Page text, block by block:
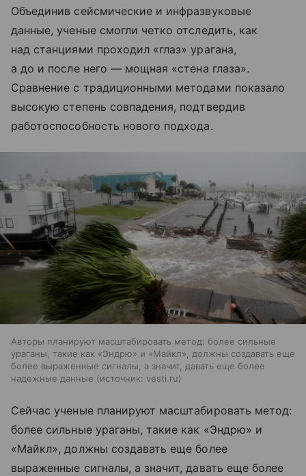
Объединив сейсмические и инфразвуковые
данные, ученые смогли четко отследить, как
над станциями проходил «глаз» урагана,
а до и после него — мощная «стена глаза».
Сравнение с традиционными методами показало
высокую степень совпадения, подтвердив
работоспособность нового подхода.
Авторы планируют масштабировать метод: более сильные
ураганы, такие как «Эндрю» и «Майкл», должны создавать еще
более выраженные сигналы, а значит, давать еще более
надежные данные
источник: vesti.ru
Сейчас ученые планируют масштабировать метод:
более сильные ураганы, такие как «Эндрю» и
«Майкл», должны создавать еще более
выраженные сигналы, а значит, давать еще более